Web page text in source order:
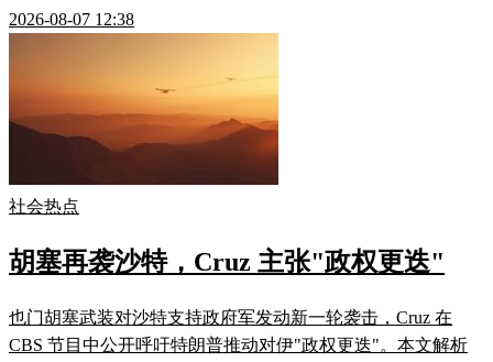
2026-08-07 12:38
社会热点
胡塞再袭沙特，Cruz 主张"政权更迭"
也门胡塞武装对沙特支持政府军发动新一轮袭击，Cruz 在
CBS 节目中公开呼吁特朗普推动对伊"政权更迭"。本文解析